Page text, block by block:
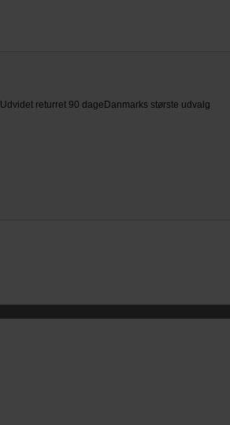
Udvidet returret 90 dage Danmarks største udvalg